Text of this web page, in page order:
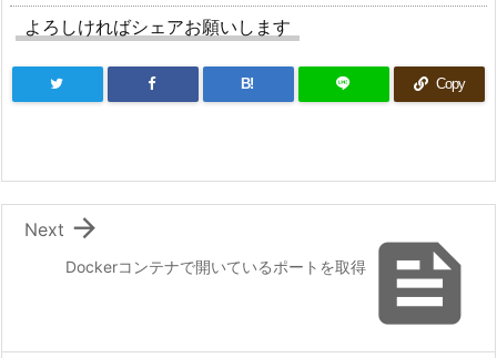
よろしければシェアお願いします
B! Copy

Dockerコンテナで開いているポートを取得

Next